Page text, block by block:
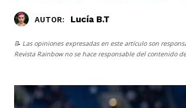
AUTOR: Lucía B.T
📝 Las opiniones expresadas en este artículo son
Revista Rainbowno se hace responsable del contenido